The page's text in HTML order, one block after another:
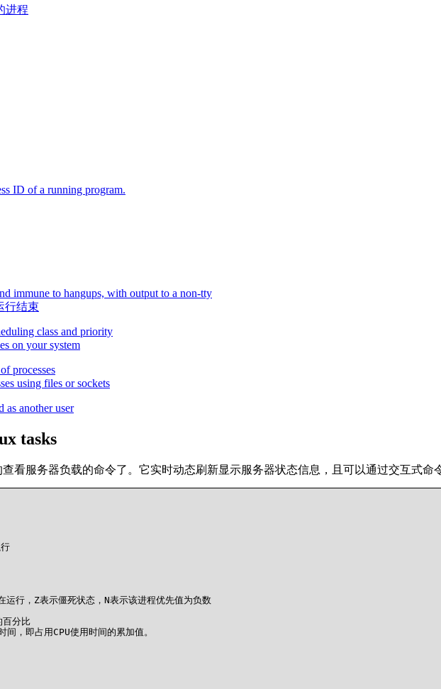
进程
ID of a running program.
immune to hangups, with output to a non-tty
行结束
class and priority
on your system
processes
using files or sockets
as another user
tasks
看服务器负载的命令了。它实时动态刷新显示服务器状态信息，且可以通过交互式命
运行，Z表示僵死状态，N表示该进程优先值为负数
百分比
间，即占用CPU使用时间的累加值。